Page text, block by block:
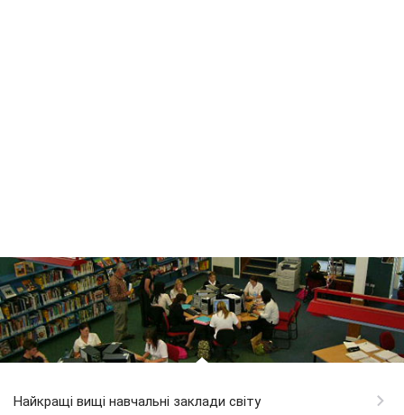
Найкращі вищі навчальні заклади світу